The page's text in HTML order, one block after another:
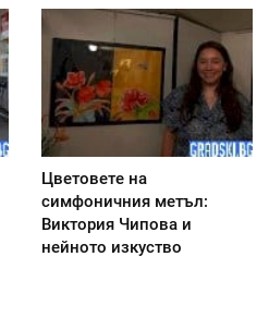
Цветовете на
симфоничния метъл:
Виктория Чипова и
нейното изкуство